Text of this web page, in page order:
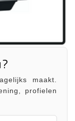
maakt.
profielen